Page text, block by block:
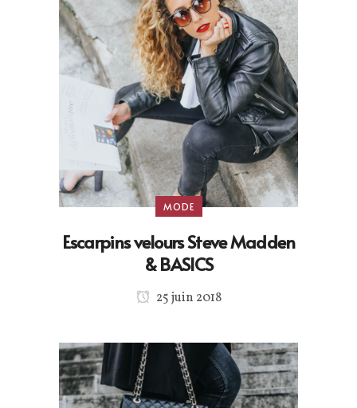
MODE
Escarpins velours Steve Madden
& BASICS
25 juin 2018